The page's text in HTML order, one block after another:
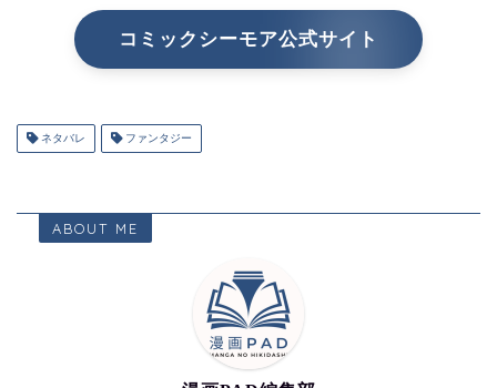
コミックシーモア公式サイト
ネタバレ ファンタジー
ABOUT ME